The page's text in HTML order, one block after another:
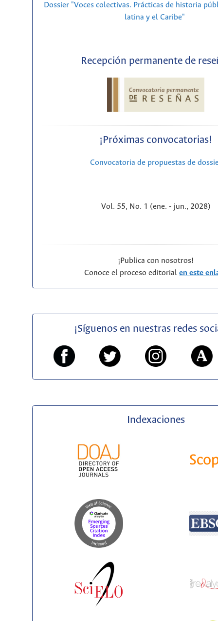
Dossier "Voces colectivas. Prácticas de historia
latina y el Caribe"
Recepción permanente de
¡Próximas convocatorias!
Convocatoria de propuestas de
Vol. 55, No. 1 (ene. - jun., 2028)
¡Publica con nosotros!
Conoce el proceso editorialen este
¡Síguenos en nuestras redes
Indexaciones